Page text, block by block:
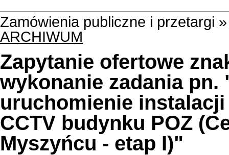
Zamówienia publiczne i przetargi
ARCHIWUM
Zapytanie ofertowe
wykonanie zadania
uruchomienie
CCTV budynku POZ
Myszyńcu - etap I)"